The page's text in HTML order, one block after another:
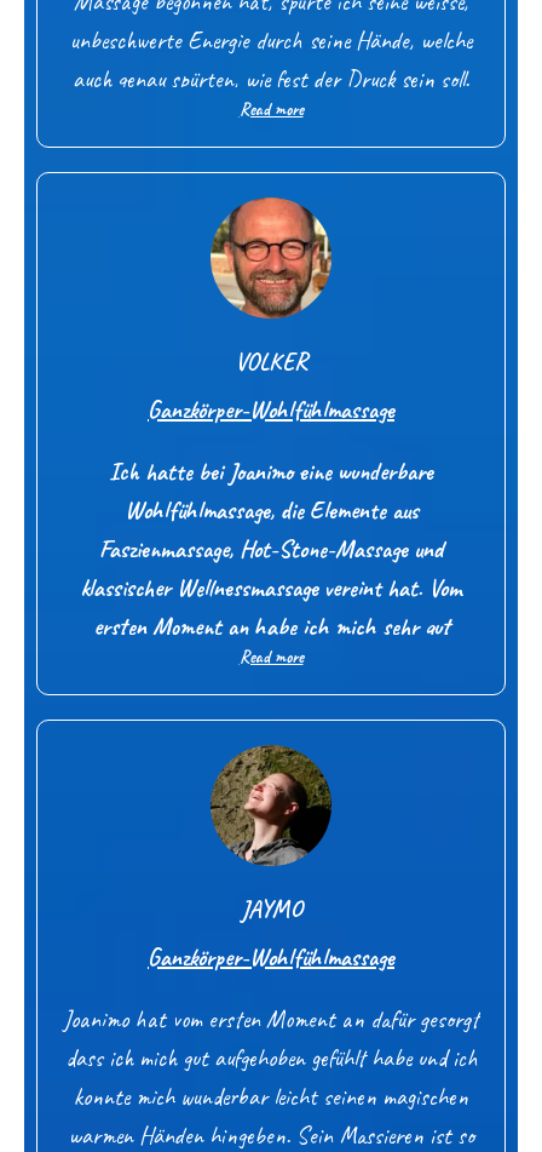
unbeschwerte Energie durch seine Hände, welche
auch genau spürten, wie fest der Druck sein soll.
So konnte ich mich der Massage mühelos
hingeben, mich fallen lassen und auf eine Reise
zurück zu mir gehen. Die Hot Stones unterstützten
das Gefühl von Geborgenheit. Ich habe die
Massage als sehr nährend erlebt, und danke
Joanimo ganz herzlich für seine wertvolle Arbeit.
Read more
VOLKER
Ganzkörper-Wohlfühlmassage
Ich hatte bei Joanimo eine wunderbare
Wohlfühlmassage, die Elemente aus
Faszienmassage, Hot-Stone-Massage und
klassischer Wellnessmassage vereint hat. Vom
ersten Moment an habe ich mich sehr gut
aufgehoben gefühlt und konnte vollkommen
entspannen und loslassen. Die Berührungen waren
achtsam, fließend und gleichzeitig tiefgehend –
genau die richtige Balance.
Zwischendurch bin ich sogar eingeschlafen, was
und echter Entspannung ist. Besonders berührt
hat mich, dass die Massage nicht nur körperlich
Bewegung gebracht hat. Ich hatte das Gefühl,
mit tieferen Schichten meines Innenlebens in
Kontakt zu kommen.
Read more
JAYMO
Ganzkörper-Wohlfühlmassage
Joanimo hat vom ersten Moment an dafür gesorgt
dass ich mich gut aufgehoben gefühlt habe und ich
konnte mich wunderbar leicht seinen magischen
warmen Händen hingeben. Sein Massieren ist so